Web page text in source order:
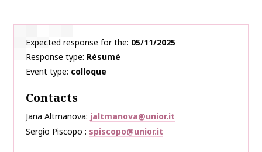
Expected response for the 05/11/2025
Response type Résumé
Event type colloque
Contacts
Jana Altmanova jaltmanova@unior.it
Sergio Piscopo
spiscopo@unior.it